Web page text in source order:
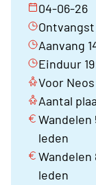
04-06-26
Ontvangst
Aanvang
Einduur
Voor
Aantal
Wandelen
leden
Wandelen
leden